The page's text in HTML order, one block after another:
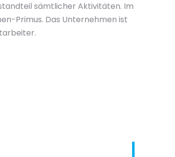
sämtlicher Aktivitäten. Im
Primus. Das Unternehmen ist